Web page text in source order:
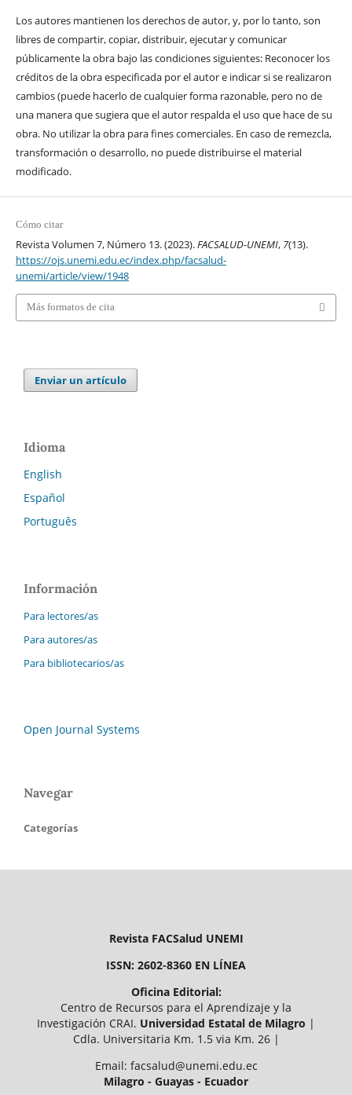
Los autores mantienen los derechos de autor, y, por lo tanto, son
libres de compartir, copiar, distribuir, ejecutar y comunicar
públicamente la obra bajo las condiciones siguientes: Reconocer los
créditos de la obra especificada por el autor e indicar si se realizaron
cambios (puede hacerlo de cualquier forma razonable, pero no de
una manera que sugiera que el autor respalda el uso que hace de su
obra. No utilizar la obra para fines comerciales. En caso de remezcla,
transformación o desarrollo, no puede distribuirse el material
modificado.
Cómo citar
Revista Volumen 7, Número 13. (2023).FACSALUD-UNEMI, 7(13).
https://ojs.unemi.edu.ec/index.php/facsalud-
unemi/article/view/1948
Más formatos de cita
Enviar un artículo
Idioma
English
Español
Português
Información
Para lectores/as
Para autores/as
Para bibliotecarios/as
Open Journal Systems
Navegar
Categorías
Revista FACSalud UNEMI
ISSN: 2602-8360 EN LÍNEA
Oficina Editorial:
Centro de Recursos para el Aprendizaje y la
Investigación CRAI. Universidad Estatal de Milagro |
Cdla. Universitaria Km. 1.5 via Km. 26 |
Email: facsalud@unemi.edu.ec
Milagro - Guayas - Ecuador